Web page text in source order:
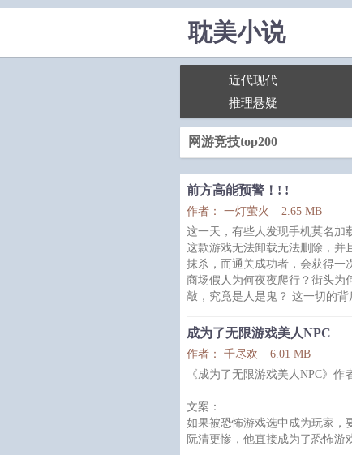
耽美小说
近代现代
推理悬疑
网游竞技top200
前方高能预警！! !
作者： 一灯萤火 2.65 MB
这一天，有些人发现手机莫名加
这款游戏无法卸载无法删除，并
抹杀，而通关成功者，会获得
商场假人为何夜夜爬行？街头为
敲，究竟是人是鬼？ 这一切的
然后就发现——
鬼即将出现时，他的眼前就会出
当鬼隐藏人类当中时，头顶就会
游戏玩家：这游戏太可怕了，我
成为了无限游戏美人NPC
作者： 千尽欢 6.01 MB
《成为了无限游戏美人NPC》作
文案：
如果被恐怖游戏选中成为玩家，
阮清更惨，他直接成为了恐怖游